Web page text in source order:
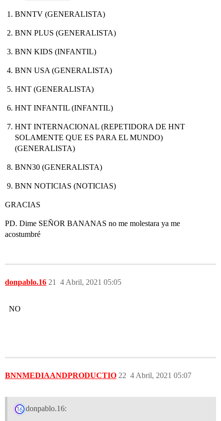
BNNTV (GENERALISTA)
BNN PLUS (GENERALISTA)
BNN KIDS (INFANTIL)
BNN USA (GENERALISTA)
HNT (GENERALISTA)
HNT INFANTIL (INFANTIL)
HNT INTERNACIONAL (REPETIDORA DE HNT
SOLAMENTE QUE ES PARA EL MUNDO)
(GENERALISTA)
BNN30 (GENERALISTA)
BNN NOTICIAS (NOTICIAS)
GRACIAS
PD. Dime SEÑOR BANANAS no me molestara ya me
acostumbré
donpablo.16 4 Abril, 2021 05:05
21
NO
BNNMEDIAANDPRODUCTIO 4 Abril, 2021 05:07
22
donpablo.16: